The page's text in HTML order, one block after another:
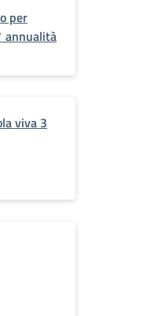
per
annualità
viva 3